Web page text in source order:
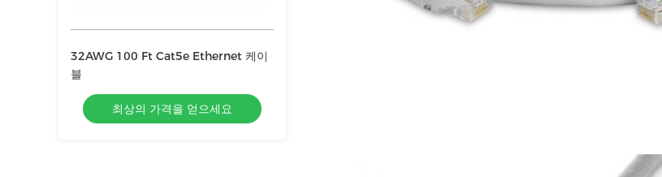
32AWG 100 Ft Cat5e Ethernet 케이
블
최상의 가격을 얻으세요